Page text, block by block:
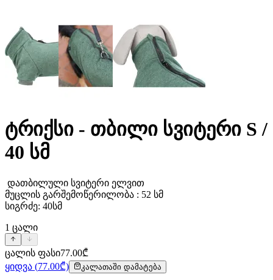
ტრიქსი - თბილი სვიტერი S /
40 სმ
დათბილული სვიტერი ელვით
მუცლის გარშემოწერილობა : 52 სმ
სიგრძე: 40სმ
1 ცალი
ცალის ფასი77.00₾
ყიდვა (77.00₾) კალათაში დამატება